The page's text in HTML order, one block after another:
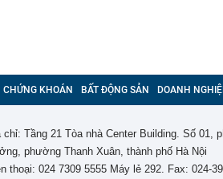
CHỨNG KHOÁN BẤT ĐỘNG SẢN DOANH
chỉ: Tầng 21 Tòa nhà Center Building. Số 01,
phường Thanh Xuân, thành phố Hà Nội
thoại: 024 7309 5555 Máy lẻ 292. Fax: 024-